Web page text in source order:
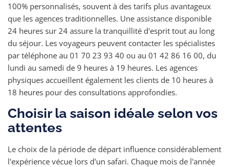
100% personnalisés, souvent à des tarifs plus avantageux
que les agences traditionnelles. Une assistance disponible
24 heures sur 24 assure la tranquillité d'esprit tout au long
du séjour. Les voyageurs peuvent contacter les spécialistes
par téléphone au 01 70 23 93 40 ou au 01 42 86 16 00, du
lundi au samedi de 9 heures à 19 heures. Les agences
physiques accueillent également les clients de 10 heures à
18 heures pour des consultations approfondies.
Choisir la saison idéale selon vos
attentes
Le choix de la période de départ influence considérablement
l'expérience vécue lors d'un safari. Chaque mois de l'année